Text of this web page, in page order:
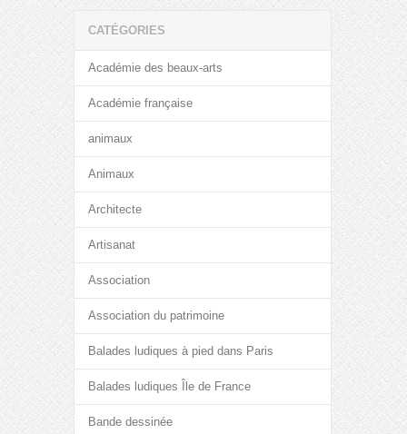
CATÉGORIES
Académie des beaux-arts
Académie française
animaux
Animaux
Architecte
Artisanat
Association
Association du patrimoine
Balades ludiques à pied dans Paris
Balades ludiques Île de France
Bande dessinée